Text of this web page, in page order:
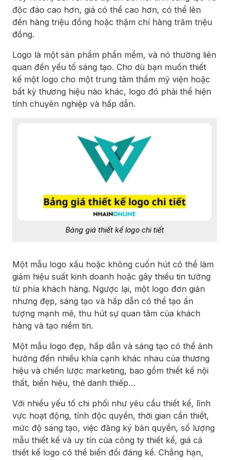
độc đáo cao hơn, giá có thể cao hơn, có thể lên
đến hàng triệu đồng hoặc thậm chí hàng trăm triệu
đồng.
Logo là một sản phẩm phần mềm, và nó thường liên
quan đến yếu tố sáng tạo. Cho dù bạn muốn thiết
kế một logo cho một trung tâm thẩm mỹ viện hoặc
bất kỳ thương hiệu nào khác, logo đó phải thể hiện
tính chuyên nghiệp và hấp dẫn.
Bảng giá thiết kế logo chi tiết
Một mẫu logo xấu hoặc không cuốn hút có thể làm
giảm hiệu suất kinh doanh hoặc gây thiếu tin tưởng
từ phía khách hàng. Ngược lại, một logo đơn giản
nhưng đẹp, sáng tạo và hấp dẫn có thể tạo ấn
tượng mạnh mẽ, thu hút sự quan tâm của khách
hàng và tạo niềm tin.
Một mẫu logo đẹp, hấp dẫn và sáng tạo có thể ảnh
hưởng đến nhiều khía cạnh khác nhau của thương
hiệu và chiến lược marketing, bao gồm thiết kế nội
thất, biển hiệu, thẻ danh thiếp…
Với nhiều yếu tố chi phối như yêu cầu thiết kế, lĩnh
vực hoạt động, tính độc quyền, thời gian cần thiết,
mức độ sáng tạo, việc đăng ký bản quyền, số lượng
mẫu thiết kế và uy tín của công ty thiết kế, giá cả
thiết kế logo có thể biến đổi đáng kể. Chẳng hạn,